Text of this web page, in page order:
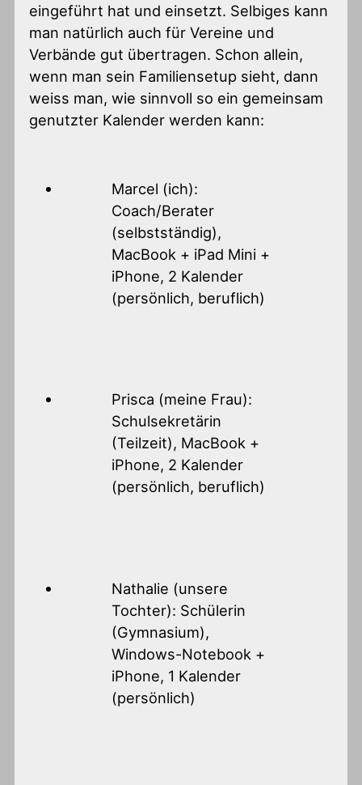
eingeführt hat und einsetzt. Selbiges kann
man natürlich auch für Vereine und
Verbände gut übertragen. Schon allein,
wenn man sein Familiensetup sieht, dann
weiss man, wie sinnvoll so ein gemeinsam
genutzter Kalender werden kann:
Marcel (ich):
Coach/Berater
(selbstständig),
MacBook + iPad Mini +
iPhone, 2 Kalender
(persönlich, beruflich)
Prisca (meine Frau):
Schulsekretärin
(Teilzeit), MacBook +
iPhone, 2 Kalender
(persönlich, beruflich)
Nathalie (unsere
Tochter): Schülerin
(Gymnasium),
Windows-Notebook +
iPhone, 1 Kalender
(persönlich)